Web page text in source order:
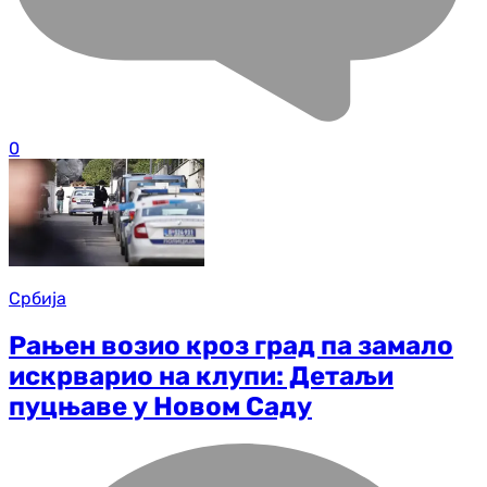
0
Србија
Рањен возио кроз град па замало
искрварио на клупи: Детаљи
пуцњаве у Новом Саду